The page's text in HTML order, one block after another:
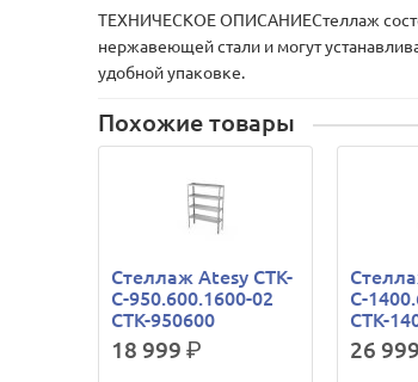
ТЕХНИЧЕСКОЕ ОПИСАНИЕСтеллаж
нержавеющей стали и могут
удобной упаковке.
Похожие товары
Стеллаж Atesy СТК-
С-950.600.1600-02
СТК-950600
18 999р.
С-
СТК-
26